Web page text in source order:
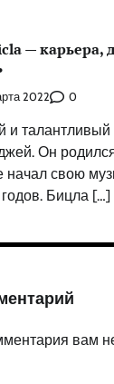
— карьера,
2022 0
и талантливый
Он
начал свою
Бицла […]
вам